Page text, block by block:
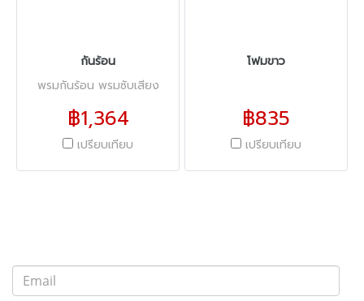
กันร้อน
พรมกันร้อน พรมซับเสียง
฿1,364
เปรียบเทียบ
โฟมขาว
฿835
เปรียบเทียบ